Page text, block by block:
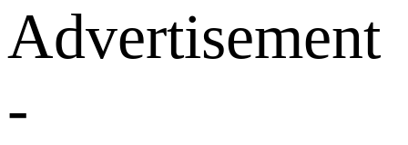
Advertisement
-